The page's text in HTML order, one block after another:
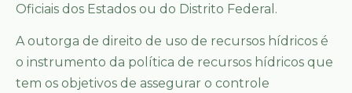
Oficiais dos Estados ou do Distrito Federal.
A outorga de direito de uso de recursos hídricos é
o instrumento da política de recursos hídricos que
tem os objetivos de assegurar o controle